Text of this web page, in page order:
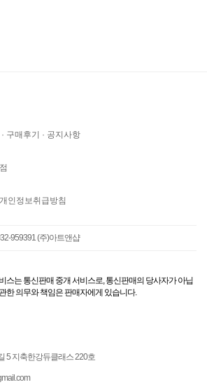
· 구매후기 · 공지사항
개인정보취급방침
959391 (주)아트앤샵
스는 통신판매 중개 서비스로, 통신판매의 당사자가 아닙
한 의무와 책임은 판매자에게 있습니다.
5 지축한강듀클래스 220호